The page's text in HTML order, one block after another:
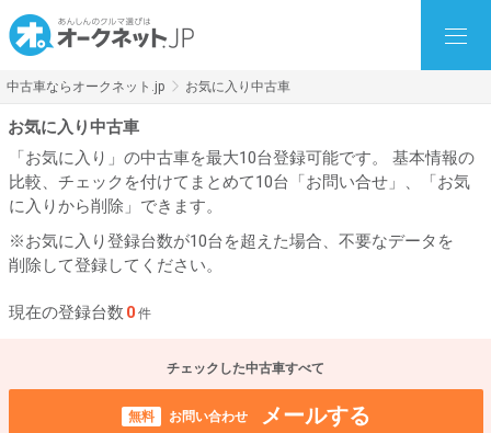
中古車ならオークネット.jp お気に入り中古車
お気に入り中古車
「お気に入り」の中古車を最大10台登録可能です。 基本情報の
比較、チェックを付けてまとめて10台「お問い合せ」、「お気
に入りから削除」できます。
※お気に入り登録台数が10台を超えた場合、不要なデータを
削除して登録してください。
現在の登録台数 0 件
チェックした中古車すべて
無料 お問い合わせ メールする